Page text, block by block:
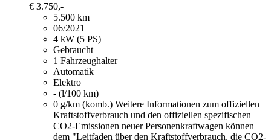
€ 3.750,-
5.500 km
06/2021
4 kW (5 PS)
Gebraucht
1 Fahrzeughalter
Automatik
Elektro
- (l/100 km)
0 g/km (komb.) Weitere Informationen zum offiziellen
Kraftstoffverbrauch und den offiziellen spezifischen
CO2-Emissionen neuer Personenkraftwagen können
dem "Leitfaden über den Kraftstoffverbrauch, die CO2-